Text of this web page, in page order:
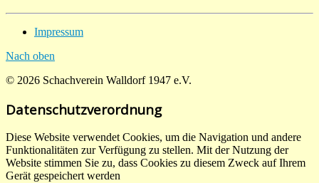
Impressum
Nach oben
© 2026 Schachverein Walldorf 1947 e.V.
Datenschutzverordnung
Diese Website verwendet Cookies, um die Navigation und andere
Funktionalitäten zur Verfügung zu stellen. Mit der Nutzung der
Website stimmen Sie zu, dass Cookies zu diesem Zweck auf Ihrem
Gerät gespeichert werden